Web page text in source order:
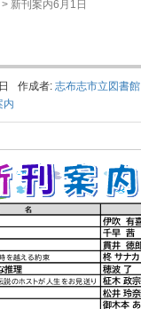
> 新刊案内6月1日
作成者: 志布志市立図書館
内